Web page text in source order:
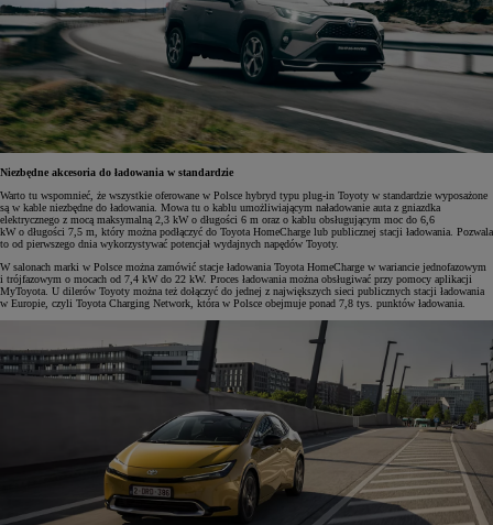
Niezbędne akcesoria do ładowania w standardzie
Warto tu wspomnieć, że wszystkie oferowane w Polsce hybryd typu plug-in Toyoty w standardzie wyposażone
są w kable niezbędne do ładowania. Mowa tu o kablu umożliwiającym naładowanie auta z gniazdka
elektrycznego z mocą maksymalną 2,3 kW o długości 6 m oraz o kablu obsługującym moc do 6,6
kW o długości 7,5 m, który można podłączyć do Toyota HomeCharge lub publicznej stacji ładowania. Pozwala
to od pierwszego dnia wykorzystywać potencjał wydajnych napędów Toyoty.
W salonach marki w Polsce można zamówić stacje ładowania Toyota HomeCharge w wariancie jednofazowym
i trójfazowym o mocach od 7,4 kW do 22 kW. Proces ładowania można obsługiwać przy pomocy aplikacji
MyToyota. U dilerów Toyoty można też dołączyć do jednej z największych sieci publicznych stacji ładowania
w Europie, czyli Toyota Charging Network, która w Polsce obejmuje ponad 7,8 tys. punktów ładowania.